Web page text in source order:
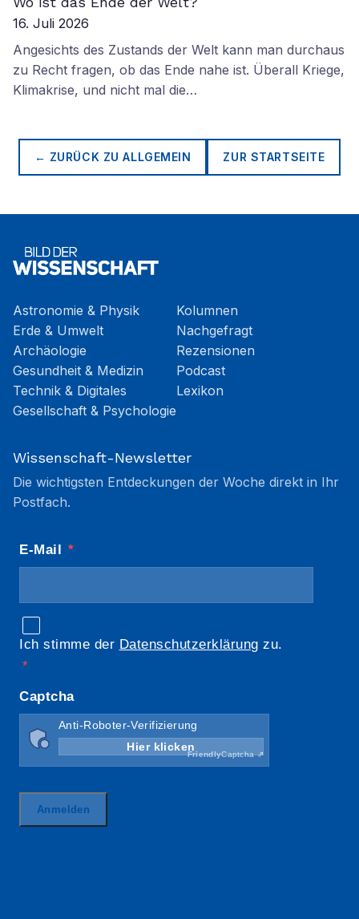
16. Juli 2026
Angesichts des Zustands der Welt kann man durchaus
zu Recht fragen, ob das Ende nahe ist. Überall Kriege,
Klimakrise, und nicht mal die…
← ZURÜCK ZUALLGEMEIN ZUR STARTSEITE
Astronomie & Physik
Erde & Umwelt
Archäologie
Gesundheit & Medizin
Technik & Digitales
Gesellschaft & Psychologie
Kolumnen
Nachgefragt
Rezensionen
Podcast
Lexikon
Wissenschaft-Newsletter
Die wichtigsten Entdeckungen der Woche direkt in Ihr
Postfach.